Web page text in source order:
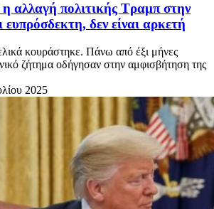
αλλαγή πολιτικής Τραμπ στην
δεν είναι αρκετή
κουράστηκε. Πάνω από έξι μήνες
ζήτημα οδήγησαν στην αμφισβήτηση της
2025